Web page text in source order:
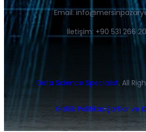
Email:
İletişim: +90 531 266
Data Science Specialist. All
Gizlilik PolitikasıŞartlar ve